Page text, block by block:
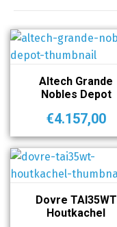
Altech Grande
Nobles Depot
€4.157,00
Dovre TAI35WT
Houtkachel